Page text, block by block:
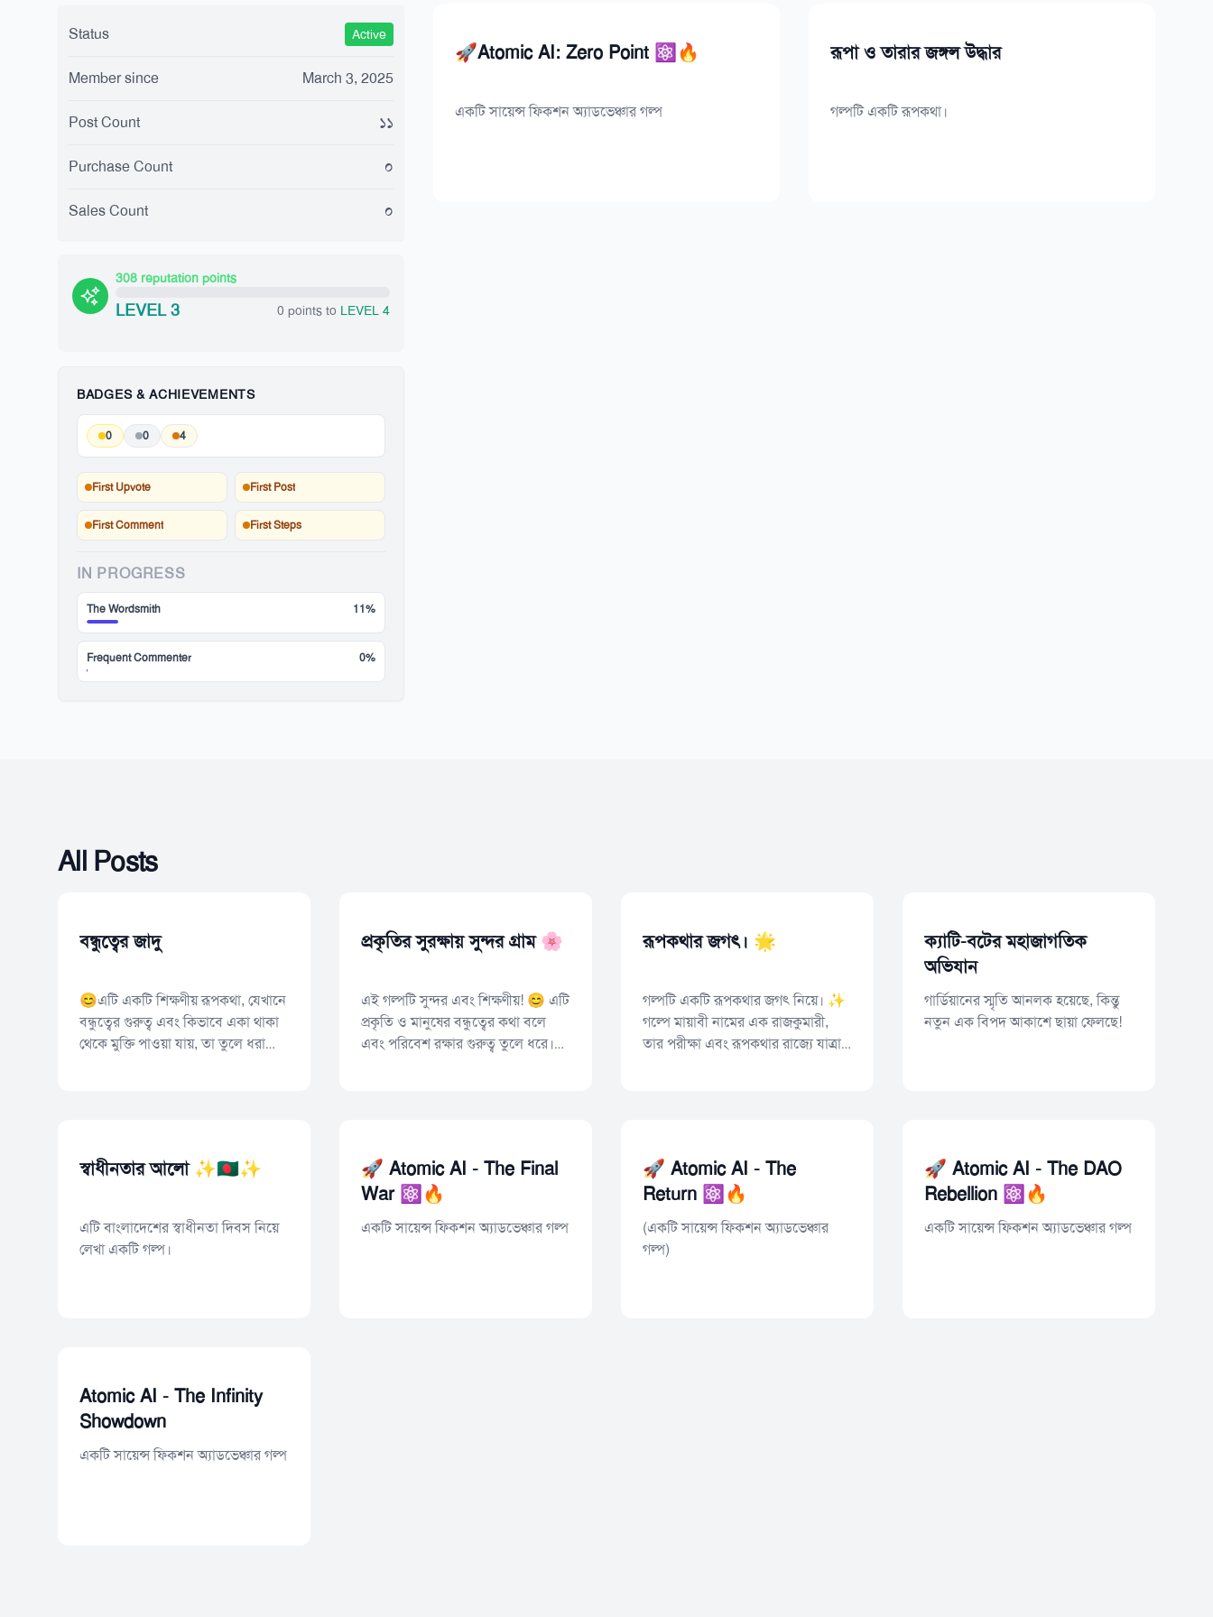
Status Active
Member since March 3, 2025
Post Count ১১
Purchase Count ০
Sales Count ০
308 reputation points
LEVEL 3 0 points to LEVEL 4
BADGES & ACHIEVEMENTS
0 0 4
First Upvote First Post
First Comment First Steps
IN PROGRESS
The Wordsmith 11%
Frequent Commenter 0%
🚀Atomic AI: Zero Point ⚛️🔥
একটি সায়েন্স ফিকশন অ্যাডভেঞ্চার গল্প
রূপা ও তারার জঙ্গল উদ্ধার
গল্পটি একটি রূপকথা।
All Posts
বন্ধুত্বের জাদু
😊এটি একটি শিক্ষণীয় রূপকথা, যেখানে
বন্ধুত্বের গুরুত্ব এবং কিভাবে একা থাকা
থেকে মুক্তি পাওয়া যায়, তা তুলে ধরা
প্রকৃতির সুরক্ষায় সুন্দর গ্রাম 🌸
এই গল্পটি সুন্দর এবং শিক্ষণীয়! 😊 এটি
প্রকৃতি ও মানুষের বন্ধুত্বের কথা বলে
এবং পরিবেশ রক্ষার গুরুত্ব তুলে ধরে।
রূপকথার জগৎ। 🌟
গল্পটি একটি রূপকথার জগৎ নিয়ে। ✨
গল্পে মায়াবী নামের এক রাজকুমারী,
তার পরীক্ষা এবং রূপকথার রাজ্যে যাত্রা
ক্যাটি-বটের মহাজাগতিক
অভিযান
গার্ডিয়ানের স্মৃতি আনলক হয়েছে, কিন্তু
নতুন এক বিপদ আকাশে ছায়া ফেলছে!
স্বাধীনতার আলো ✨🇧🇩✨
এটি বাংলাদেশের স্বাধীনতা দিবস নিয়ে
লেখা একটি গল্প।
🚀 Atomic AI - The Final
War ⚛️🔥
একটি সায়েন্স ফিকশন অ্যাডভেঞ্চার গল্প
🚀 Atomic AI - The
Return ⚛️🔥
(একটি সায়েন্স ফিকশন অ্যাডভেঞ্চার
গল্প)
🚀 Atomic AI - The DAO
Rebellion ⚛️🔥
একটি সায়েন্স ফিকশন অ্যাডভেঞ্চার গল্প
Atomic AI - The Infinity
Showdown
একটি সায়েন্স ফিকশন অ্যাডভেঞ্চার গল্প